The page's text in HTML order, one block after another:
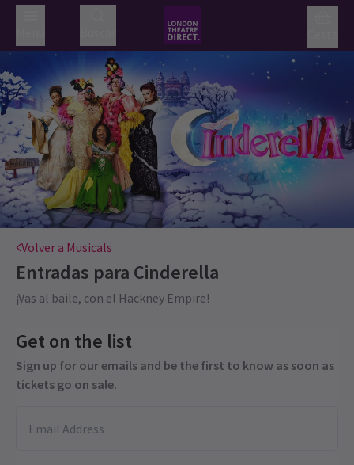
Volver a Musicals
Entradas para Cinderella
¡Vas al baile, con el Hackney Empire!
Get on the list
Sign up for our emails and be the first to know as soon as
tickets go on sale.